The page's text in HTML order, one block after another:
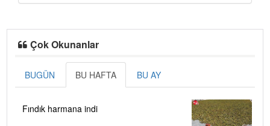
Çok Okunanlar
BUGÜN BU HAFTA BU AY
Fındık harmana indi